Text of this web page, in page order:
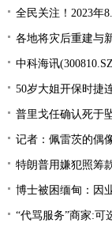
全民关注！2023年
各地将灾后重建与新一
中科海讯(300810.SZ)：
50岁大姐开保时捷
普里戈任确认死于
记者：佩雷茨的偶
特朗普用嫌犯照筹
博士被困缅甸：因
“代骂服务”商家:可